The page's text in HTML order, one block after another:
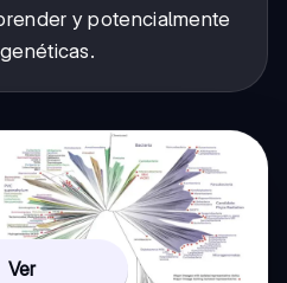
y potencialmente
Ver